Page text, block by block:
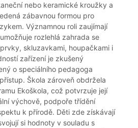
nebo keramické kroužky a
zábavnou formou pro
Významnou roli zaujímají
rozlehlá zahrada se
skluzavkami, houpačkami i
zařízení je zkušený
o speciálního pedagoga
Škola zároveň obdržela
Ekoškola, což potvrzuje její
výchově, podpoře třídění
k přírodě. Děti zde získávají
si hodnoty v souladu s